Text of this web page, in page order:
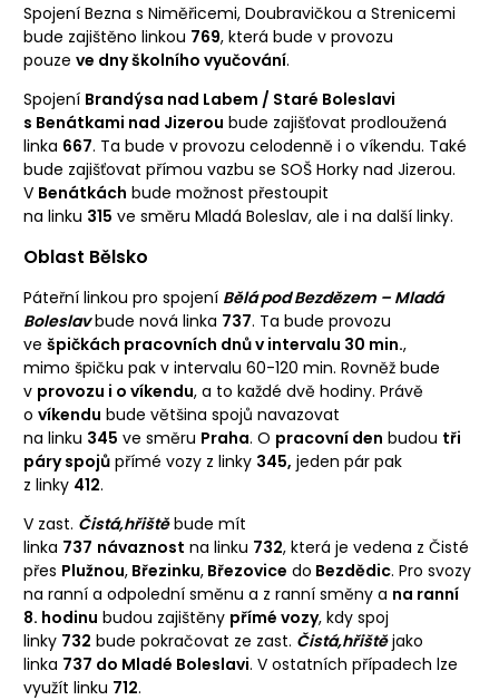
Spojení Bezna s Niměřicemi, Doubravičkou a Strenicemi
bude zajištěno linkou 769, která bude v provozu
pouze ve dny školního vyučování.
Spojení Brandýsa nad Labem / Staré Boleslavi
s Benátkami nad Jizerou bude zajišťovat prodloužená
linka 667. Ta bude v provozu celodenně i o víkendu. Také
bude zajišťovat přímou vazbu se SOŠ Horky nad Jizerou.
V Benátkách bude možnost přestoupit
na linku 315 ve směru Mladá Boleslav, ale i na další linky.
Oblast Bělsko
Páteřní linkou pro spojení Bělá pod Bezdězem – Mladá
Boleslavbude nová linka 737. Ta bude provozu
ve špičkách pracovních dnů v intervalu 30 min.,
mimo špičku pak v intervalu 60-120 min. Rovněž bude
v provozu i o víkendu, a to každé dvě hodiny. Právě
o víkendu bude většina spojů navazovat
na linku 345 ve směru Praha. O pracovní den budou tři
páry spojů přímé vozy z linky 345, jeden pár pak
z linky 412.
V zast. Čistá,hřištěbude mít
linka 737 návaznost na linku 732, která je vedena z Čisté
přes Plužnou, Březinku, Březovice do Bezdědic. Pro svozy
na ranní a odpolední směnu a z ranní směny a na ranní
8. hodinu budou zajištěny přímé vozy, kdy spoj
linky 732 bude pokračovat ze zast. Čistá,hřištějako
linka 737 do Mladé Boleslavi. V ostatních případech lze
využít linku 712.